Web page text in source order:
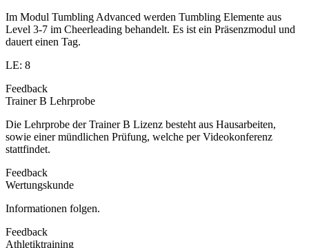
Im Modul Tumbling Advanced werden Tumbling Elemente aus
Level 3-7 im Cheerleading behandelt. Es ist ein Präsenzmodul und
dauert einen Tag.
LE: 8
Feedback
Trainer B Lehrprobe
Die Lehrprobe der Trainer B Lizenz besteht aus Hausarbeiten,
sowie einer mündlichen Prüfung, welche per Videokonferenz
stattfindet.
Feedback
Wertungskunde
Informationen folgen.
Feedback
Athletiktraining